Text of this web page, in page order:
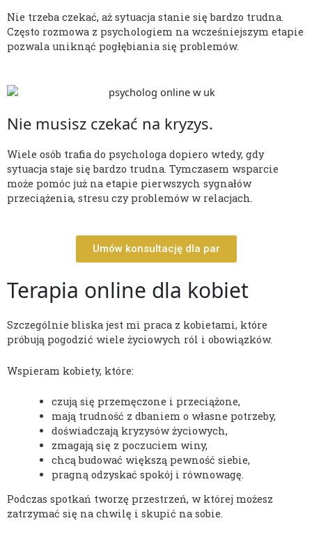
Nie trzeba czekać, aż sytuacja stanie się bardzo trudna.
Często rozmowa z psychologiem na wcześniejszym etapie
pozwala uniknąć pogłębiania się problemów.
Nie musisz czekać na kryzys.
Wiele osób trafia do psychologa dopiero wtedy, gdy
sytuacja staje się bardzo trudna. Tymczasem wsparcie
może pomóc już na etapie pierwszych sygnałów
przeciążenia, stresu czy problemów w relacjach.
Umów konsultację dla par
Terapia online dla kobiet
Szczególnie bliska jest mi praca z kobietami, które
próbują pogodzić wiele życiowych ról i obowiązków.
Wspieram kobiety, które:
czują się przemęczone i przeciążone,
mają trudność z dbaniem o własne potrzeby,
doświadczają kryzysów życiowych,
zmagają się z poczuciem winy,
chcą budować większą pewność siebie,
pragną odzyskać spokój i równowagę.
Podczas spotkań tworzę przestrzeń, w której możesz
zatrzymać się na chwilę i skupić na sobie.